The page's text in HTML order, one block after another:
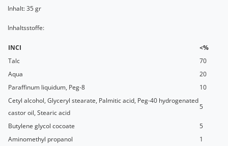
Inhalt: 35 gr
Inhaltsstoffe:
INCI
<%
Talc
70
Aqua
20
Paraffinum liquidum, Peg-8
10
Cetyl alcohol, Glyceryl stearate, Palmitic acid, Peg-40 hydrogenated
castor oil, Stearic acid
5
Butylene glycol cocoate
5
Aminomethyl propanol
1